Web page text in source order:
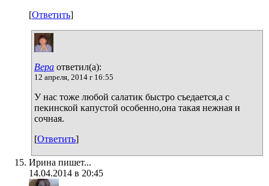
[Ответить]
Вера ответил(а):
12 апреля, 2014 г 16:55
У нас тоже любой салатик быстро съедается,а с
пекинской капустой особенно,она такая нежная и
сочная.
[Ответить]
Ирина пишет...
14.04.2014 в 20:45